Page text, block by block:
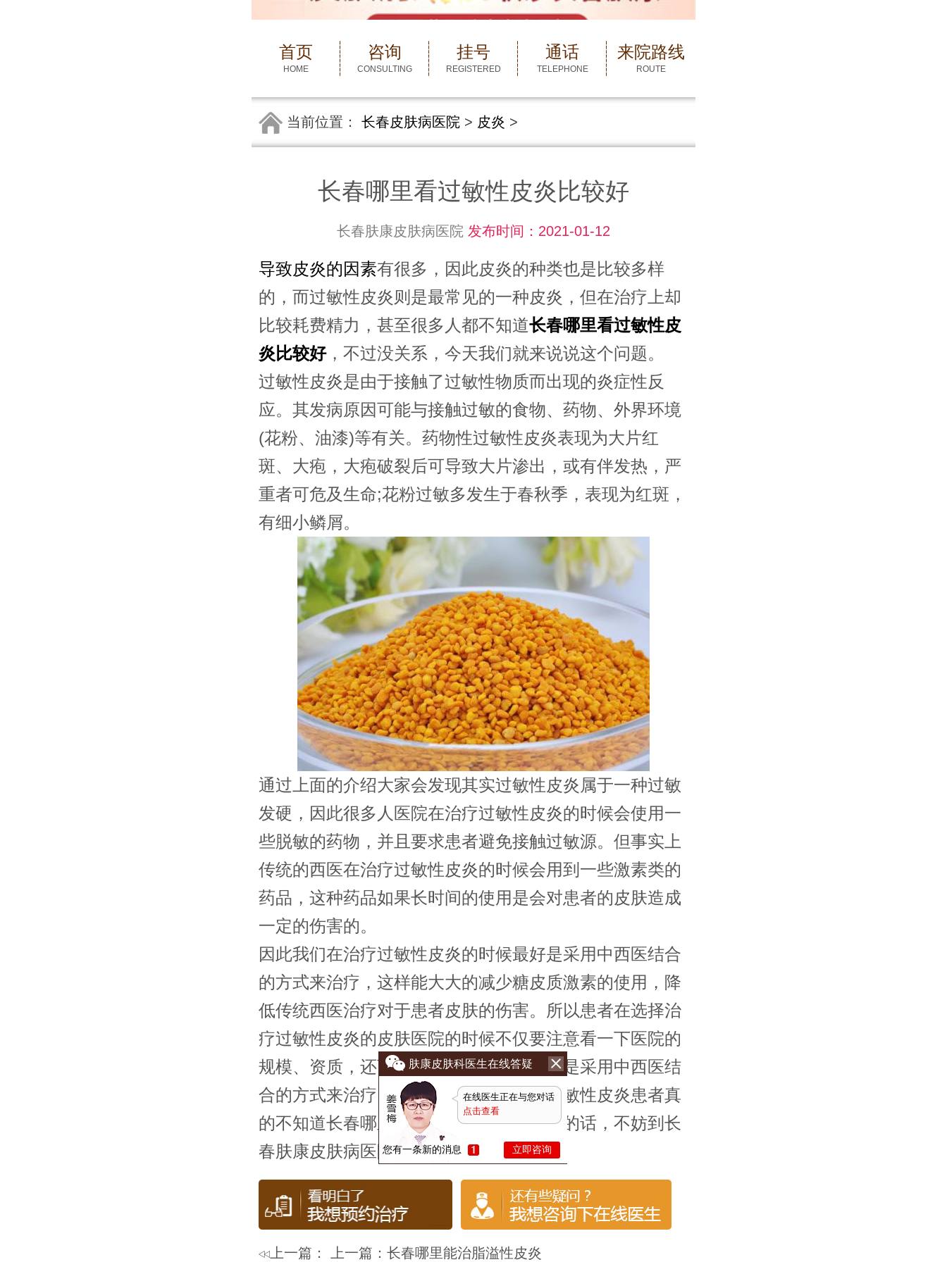
首页
HOME
咨询
CONSULTING
挂号
REGISTERED
通话
TELEPHONE
来院路线
ROUTE
当前位置： 长春皮肤病医院 > 皮炎 >
长春哪里看过敏性皮炎比较好
长春肤康皮肤病医院 发布时间：2021-01-12
导致皮炎的因素有很多，因此皮炎的种类也是比较多样
的，而过敏性皮炎则是最常见的一种皮炎，但在治疗上却
比较耗费精力，甚至很多人都不知道长春哪里看过敏性皮
炎比较好，不过没关系，今天我们就来说说这个问题。
过敏性皮炎是由于接触了过敏性物质而出现的炎症性反
应。其发病原因可能与接触过敏的食物、药物、外界环境
(花粉、油漆)等有关。药物性过敏性皮炎表现为大片红
斑、大疱，大疱破裂后可导致大片渗出，或有伴发热，严
重者可危及生命;花粉过敏多发生于春秋季，表现为红斑，
有细小鳞屑。
通过上面的介绍大家会发现其实过敏性皮炎属于一种过敏
发硬，因此很多人医院在治疗过敏性皮炎的时候会使用一
些脱敏的药物，并且要求患者避免接触过敏源。但事实上
传统的西医在治疗过敏性皮炎的时候会用到一些激素类的
药品，这种药品如果长时间的使用是会对患者的皮肤造成
一定的伤害的。
因此我们在治疗过敏性皮炎的时候最好是采用中西医结合
的方式来治疗，这样能大大的减少糖皮质激素的使用，降
低传统西医治疗对于患者皮肤的伤害。所以患者在选择治
疗过敏性皮炎的皮肤医院的时候不仅要注意看一下医院的
规模、资质，还可以看一看这家医院是不是采用中西医结
合的方式来治疗。当然了，如果广大的过敏性皮炎患者真
的不知道长春哪里治疗过敏性皮炎比较好的话，不妨到长
春肤康皮肤病医院看一看。
上一篇： 上一篇： 长春哪里能治脂溢性皮炎
肤康皮肤科医生在线答疑
在线医生正在与您对话
点击查看
您有一条新的消息 立即咨询